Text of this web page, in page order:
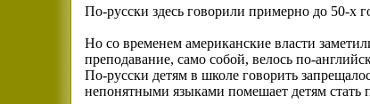
По-русски здесь говорили примерно до 50-х
Но со временем американские власти
преподавание, само собой, велось по-
По-русски детям в школе говорить
непонятными языками помешает детям